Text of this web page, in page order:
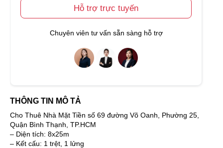
Hỗ trợ trực tuyến
Chuyên viên tư vấn sẵn sàng hỗ trợ
THÔNG TIN MÔ TẢ
Cho Thuê Nhà Mặt Tiền số 69 đường Võ Oanh, Phường 25,
Quận Bình Thạnh, TP.HCM
– Diện tích: 8x25m
– Kết cấu: 1 trệt, 1 lửng